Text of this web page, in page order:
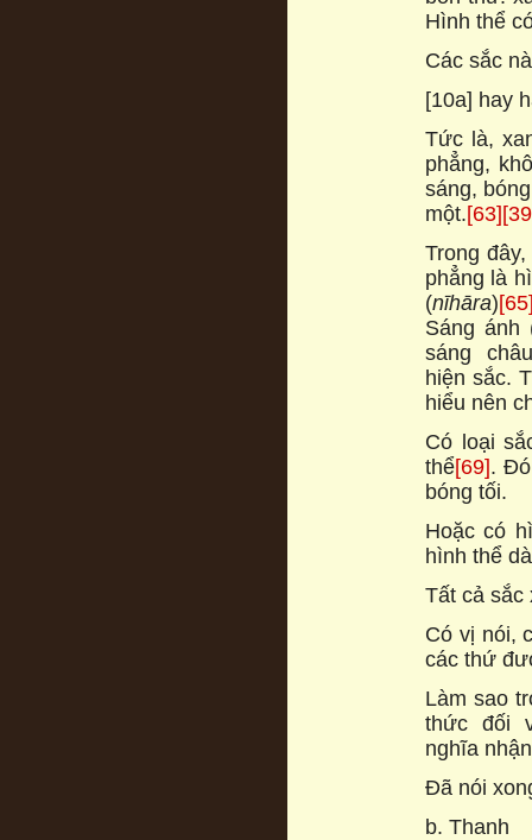
Hình thể
Các sắc
[10a] hay
Tức là,
phẳng,
sáng,
một.[63]
Trong
phẳng là
(nīhāra)
Sáng ánh
sáng
hiện sắc.
hiểu nên
Có loại
thể[69].
bóng tối.
Hoặc có
hình thể
Tất cả sắc
Có vị nói,
các thứ
Làm sao
thức đối
nghĩa
Đã nói
b. Thanh